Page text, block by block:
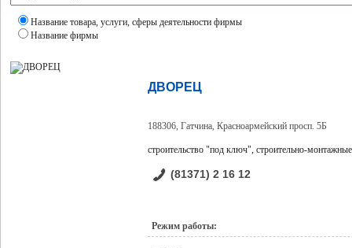
Название товара, услуги, сферы деятельности фирмы
Название фирмы
ДВОРЕЦ
188306, Гатчина, Красноармейский просп. 5Б
строительство "под ключ", строительно-
(81371) 2 16 12
Режим работы: